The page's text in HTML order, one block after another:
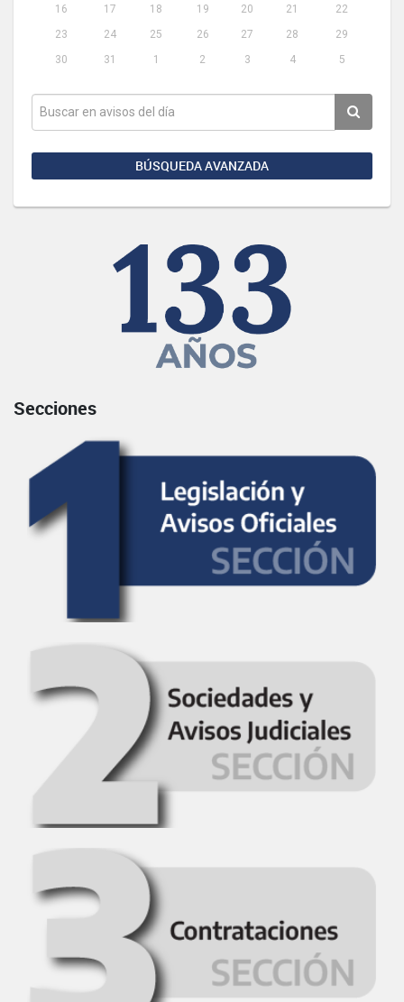
16
17 18 19 20 21
22
23
24 25 26 27 28
29
30
31 1 2 3 4 5
BÚSQUEDA AVANZADA
Secciones